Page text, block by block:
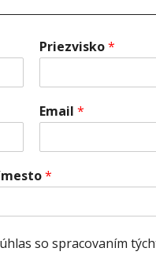
Priezvisko*
Email*
mesto*
so spracovaním